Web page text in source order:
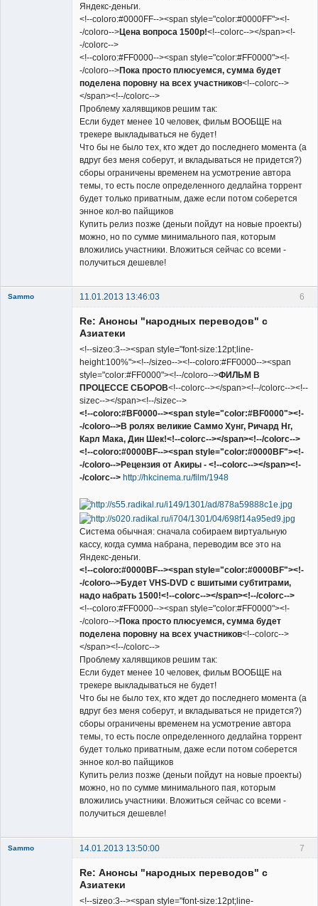
Яндекс-деньги.
<!--coloro:#0000FF--><span style="color:#0000FF"><!-
-/coloro-->Цена вопроса 1500р!<!--colorc--></span><!-
-/colorc-->
<!--coloro:#FF0000--><span style="color:#FF0000"><!-
-/coloro-->Пока просто плюсуемся, сумма будет
поделена поровну на всех участников<!--colorc-->
</span><!--/colorc-->
Проблему халявщиков решим так:
Если будет менее 10 человек, фильм ВООБЩЕ на
трекере выкладываться не будет!
Что бы не было тех, кто ждет до последнего момента (а
вдруг без меня соберут, и вкладываться не придется?)
сборы ограничены временем на усмотрение автора
темы, то есть после определенного дедлайна торрент
будет только приватным, даже если потом соберется
энное кол-во пайщиков
Купить релиз позже (деньги пойдут на новые проекты)
можно, но по сумме минимального пая, которым
вложились участники. Вложиться сейчас со всеми -
получиться дешевле!
6
Sammo
11.01.2013 13:46:03
Re: Анонсы "народных переводов" с
Азиатеки
<!--sizeo:3--><span style="font-size:12pt;line-
height:100%"><!--/sizeo--><!--coloro:#FF0000--><span
style="color:#FF0000"><!--/coloro-->ФИЛЬМ В
ПРОЦЕССЕ СБОРОВ<!--colorc--></span><!--/colorc--><!--
sizec--></span><!--/sizec-->
<!--coloro:#BF0000--><span style="color:#BF0000"><!-
-/coloro-->В ролях великие Саммо Хунг, Ричард Нг,
Карл Мака, Дин Шек!<!--colorc--></span><!--/colorc-->
<!--coloro:#0000BF--><span style="color:#0000BF"><!-
-/coloro-->Рецензия от Акиры - <!--colorc--></span><!-
-/colorc--> http://hkcinema.ru/film/1948
Система обычная: сначала собираем виртуальную
кассу, когда сумма набрана, переводим все это на
Яндекс-деньги.
<!--coloro:#0000BF--><span style="color:#0000BF"><!-
-/coloro-->Будет VHS-DVD с вшитыми субтитрами,
надо набрать 1500!<!--colorc--></span><!--/colorc-->
<!--coloro:#FF0000--><span style="color:#FF0000"><!-
-/coloro-->Пока просто плюсуемся, сумма будет
поделена поровну на всех участников<!--colorc-->
</span><!--/colorc-->
Проблему халявщиков решим так:
Если будет менее 10 человек, фильм ВООБЩЕ на
трекере выкладываться не будет!
Что бы не было тех, кто ждет до последнего момента (а
вдруг без меня соберут, и вкладываться не придется?)
сборы ограничены временем на усмотрение автора
темы, то есть после определенного дедлайна торрент
будет только приватным, даже если потом соберется
энное кол-во пайщиков
Купить релиз позже (деньги пойдут на новые проекты)
можно, но по сумме минимального пая, которым
вложились участники. Вложиться сейчас со всеми -
получиться дешевле!
7
Sammo
14.01.2013 13:50:00
Re: Анонсы "народных переводов" с
Азиатеки
<!--sizeo:3--><span style="font-size:12pt;line-